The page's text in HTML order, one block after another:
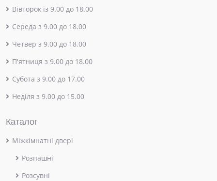
Вівторок із 9.00 до 18.00
Середа з 9.00 до 18.00
Четвер з 9.00 до 18.00
П'ятниця з 9.00 до 18.00
Субота з 9.00 до 17.00
Неділя з 9.00 до 15.00
Каталог
Міжкімнатні двері
Розпашні
Розсувні